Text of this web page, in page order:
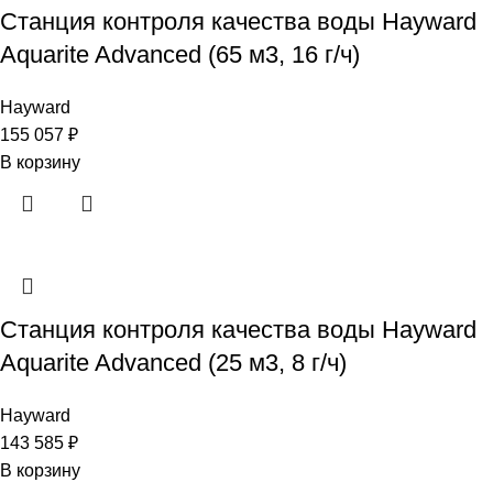
Станция контроля качества воды Hayward
Aquarite Advanced (65 м3, 16 г/ч)
Hayward
155 057 ₽
В корзину
Станция контроля качества воды Hayward
Aquarite Advanced (25 м3, 8 г/ч)
Hayward
143 585 ₽
В корзину